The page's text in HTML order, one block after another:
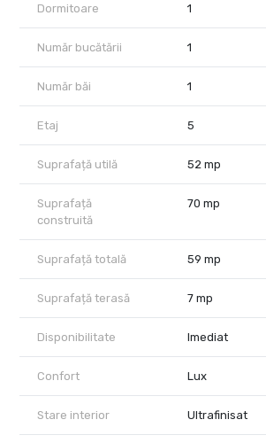
amenajare al proprietatii.
UP-site Floreasca este un proiect rezidential
Atenor, apreciat pentru arhitectura
ridicate de executie si facilitatile premium
Pozitionarea ofera acces rapid catre:
Promenada Mall,
precum si principalele centre de business
Pretul afisat nu include TVA.
Achizitia se realizeaza cu comision 0%
Dormitoare 1
Număr bucătării 1
Număr băi 1
Etaj 5
Suprafață utilă 52 mp
Suprafață
construită
70 mp
Suprafață totală 59 mp
Suprafață terasă 7 mp
Disponibilitate Imediat
Confort Lux
Stare interior Ultrafinisat